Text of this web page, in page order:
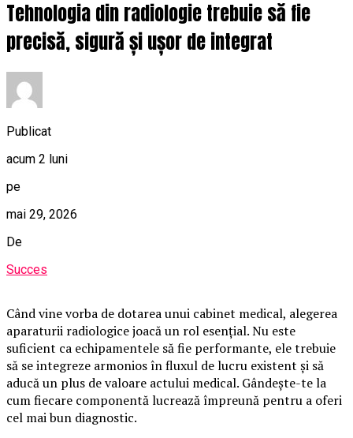
Tehnologia din radiologie trebuie să fie
precisă, sigură și ușor de integrat
Publicat
acum 2 luni
pe
mai 29, 2026
De
Succes
Când vine vorba de dotarea unui cabinet medical, alegerea
aparaturii radiologice joacă un rol esențial. Nu este
suficient ca echipamentele să fie performante, ele trebuie
să se integreze armonios în fluxul de lucru existent și să
aducă un plus de valoare actului medical. Gândește-te la
cum fiecare componentă lucrează împreună pentru a oferi
cel mai bun diagnostic.